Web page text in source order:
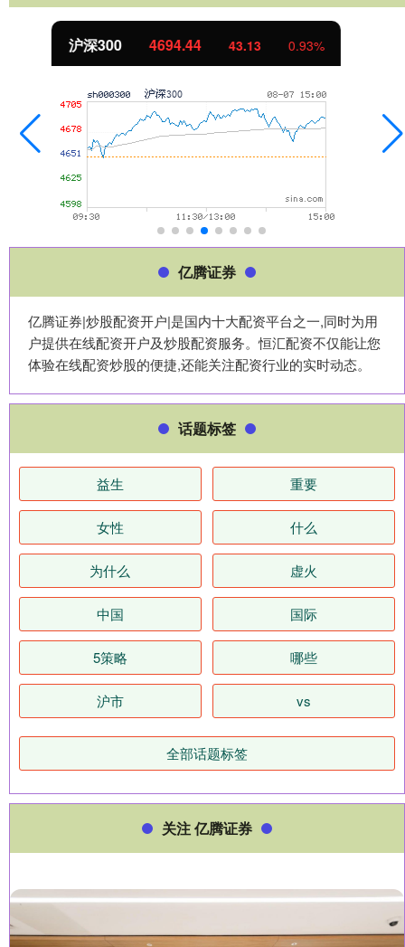
北证50 1134.24 11.37 1.01%
亿腾证券
亿腾证券|炒股配资开户|是国内十大配资平台之一,同时为用
户提供在线配资开户及炒股配资服务。恒汇配资不仅能让您
体验在线配资炒股的便捷,还能关注配资行业的实时动态。
话题标签
益生 重要
女性 什么
为什么 虚火
中国 国际
5策略 哪些
沪市 vs
全部话题标签
关注 亿腾证券